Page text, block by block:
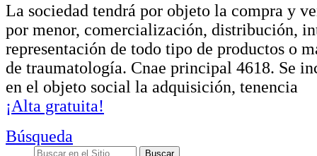
La sociedad tendrá por objeto la compra y
por menor, comercialización, distribución,
representación de todo tipo de productos o
de traumatología. Cnae principal 4618. Se
en el objeto social la adquisición, tenencia
¡Alta gratuita!
Búsqueda